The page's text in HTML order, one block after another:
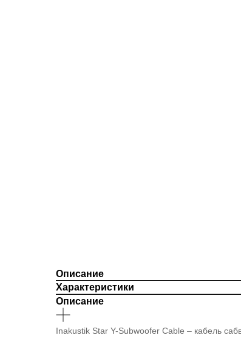
Описание
Характеристики
Описание
Inakustik Star Y-Subwoofer Cable – кабель